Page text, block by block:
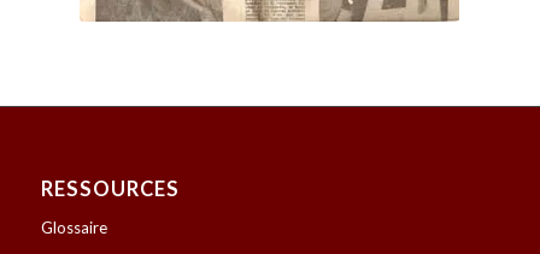
RESSOURCES
Glossaire